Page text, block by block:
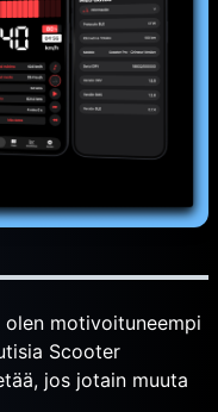
olen motivoituneempi
Scooter
jos jotain muuta